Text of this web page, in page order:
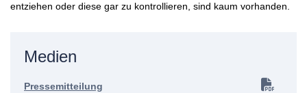
entziehen oder diese gar zu kontrollieren, sind kaum vorhanden.
Medien
Pressemitteilung